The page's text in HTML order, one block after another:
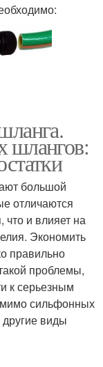
шлангов:
большой
отличаются
что и влияет на
Экономить
правильно
проблемы,
к серьезным
сильфонных
виды